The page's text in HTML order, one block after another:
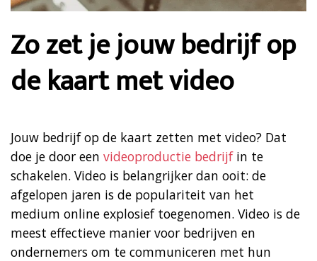
Zo zet je jouw bedrijf op
de kaart met video
Jouw bedrijf op de kaart zetten met video? Dat
doe je door een videoproductie bedrijfin te
schakelen. Video is belangrijker dan ooit: de
afgelopen jaren is de populariteit van het
medium online explosief toegenomen. Video is de
meest effectieve manier voor bedrijven en
ondernemers om te communiceren met hun